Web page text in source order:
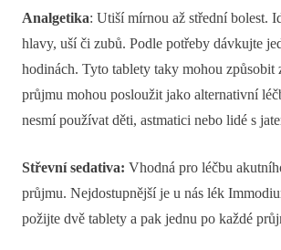
Analgetika: Utiší mírnou až střední bolest.
hlavy, uší či zubů. Podle potřeby dávkujte
hodinách. Tyto tablety taky mohou způsobit
průjmu mohou posloužit jako alternativní
nesmí používat děti, astmatici nebo lidé s
Střevní sedativa: Vhodná pro léčbu
průjmu. Nejdostupnější je u nás lék
požijte dvě tablety a pak jednu po každé